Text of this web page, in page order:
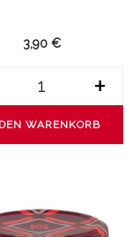
3,90 €
+
WARENKORB